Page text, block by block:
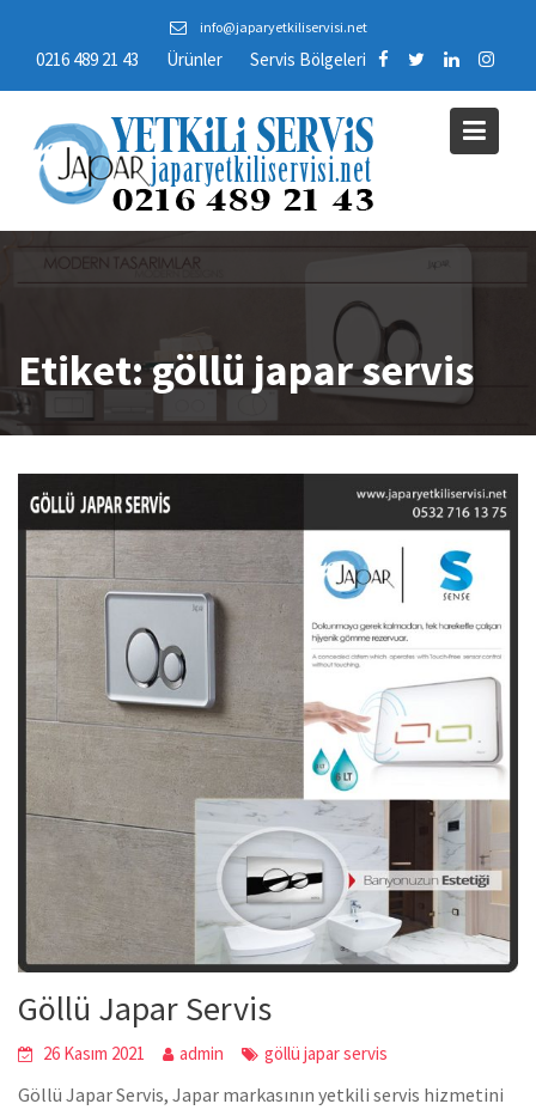
content
info@japaryetkiliservisi.net
0216 489 21 43 Ürünler Servis Bölgeleri
Etiket:göllü japar servis
Göllü Japar Servis
26 Kasım 2021 admin göllü japar servis
Göllü Japar Servis, Japar markasının yetkili servis hizmetini